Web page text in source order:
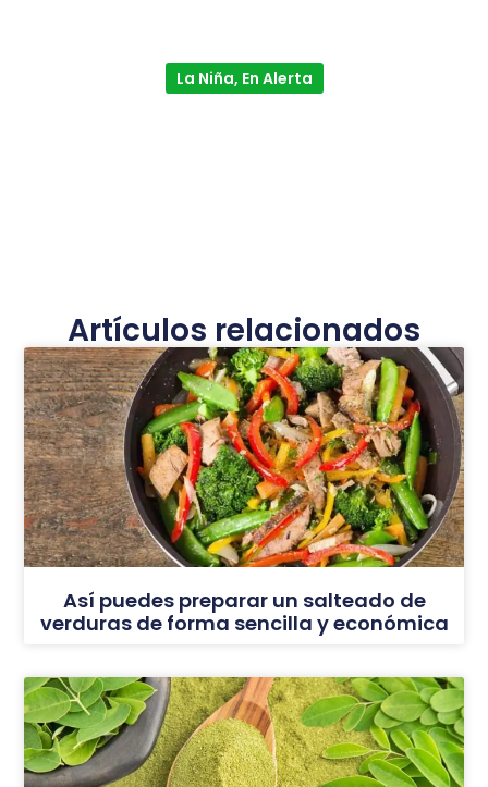
La Niña, En Alerta
Artículos relacionados
Así puedes preparar un salteado de
verduras de forma sencilla y económica